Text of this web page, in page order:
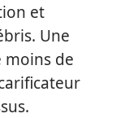
et
Une
de